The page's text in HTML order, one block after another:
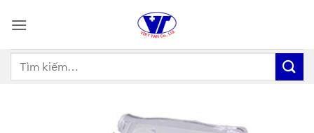
qua
dung
Tìm